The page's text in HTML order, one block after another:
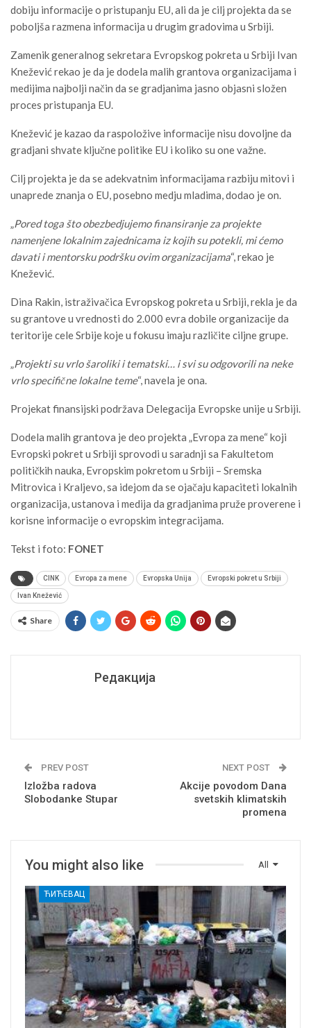
dobiju informacije o pristupanju EU, ali da je cilj projekta da se
poboljša razmena informacija u drugim gradovima u Srbiji.
Zamenik generalnog sekretara Evropskog pokreta u Srbiji Ivan
Knežević rekao je da je dodela malih grantova organizacijama i
medijima najbolji način da se gradjanima jasno objasni složen
proces pristupanja EU.
Knežević je kazao da raspoložive informacije nisu dovoljne da
gradjani shvate ključne politike EU i koliko su one važne.
Cilj projekta je da se adekvatnim informacijama razbiju mitovi i
unaprede znanja o EU, posebno medju mladima, dodao je on.
„Pored toga što obezbedjujemo finansiranje za projekte
namenjene lokalnim zajednicama iz kojih su potekli, mi ćemo
davati i mentorsku podršku ovim organizacijama“, rekao je
Knežević.
Dina Rakin, istraživačica Evropskog pokreta u Srbiji, rekla je da
su grantove u vrednosti do 2.000 evra dobile organizacije da
teritorije cele Srbije koje u fokusu imaju različite ciljne grupe.
„Projekti su vrlo šaroliki i tematski… i svi su odgovorili na neke
vrlo specifične lokalne teme“, navela je ona.
Projekat finansijski podržava Delegacija Evropske unije u Srbiji.
Dodela malih grantova je deo projekta „Evropa za mene“ koji
Evropski pokret u Srbiji sprovodi u saradnji sa Fakultetom
političkih nauka, Evropskim pokretom u Srbiji – Sremska
Mitrovica i Kraljevo, sa idejom da se ojačaju kapaciteti lokalnih
organizacija, ustanova i medija da gradjanima pruže proverene i
korisne informacije o evropskim integracijama.
Tekst i foto: FONET
CINK Evropa za mene Evropska Unija Evropski pokret u Srbiji
Ivan Knežević
Share
Редакција
PREV POST
Izložba radova
Slobodanke Stupar
NEXT POST
Akcije povodom Dana
svetskih klimatskih
promena
All
You might also like
ЋИЋЕВАЦ